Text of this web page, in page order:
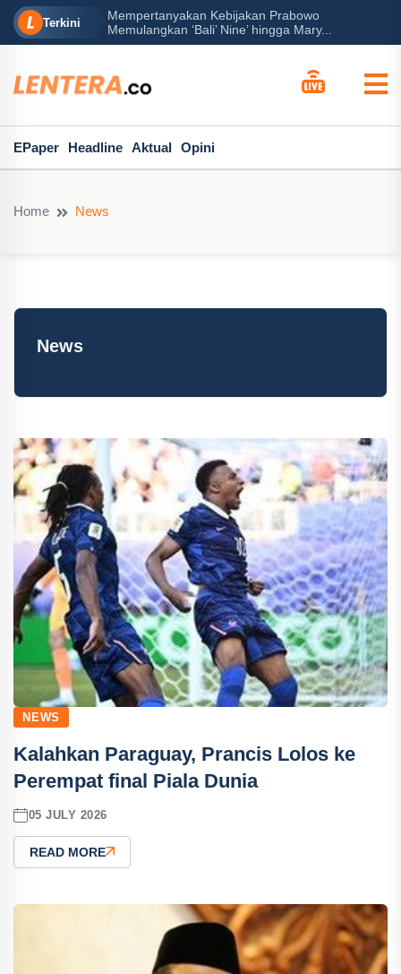
Terkini
Mary...
Peran Besar Tuhan…
EPaper Headline Aktual Opini
Home News
News
NEWS
Kalahkan Paraguay, Prancis Lolos ke
Perempat final Piala Dunia
05 JULY 2026
READ MORE